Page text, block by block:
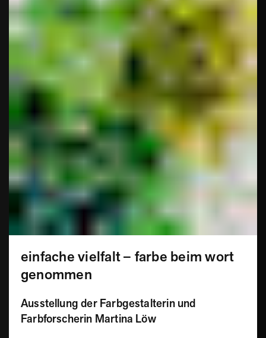
einfache vielfalt – farbe beim wort
genommen
Ausstellung der Farbgestalterin und
Farbforscherin Martina Löw